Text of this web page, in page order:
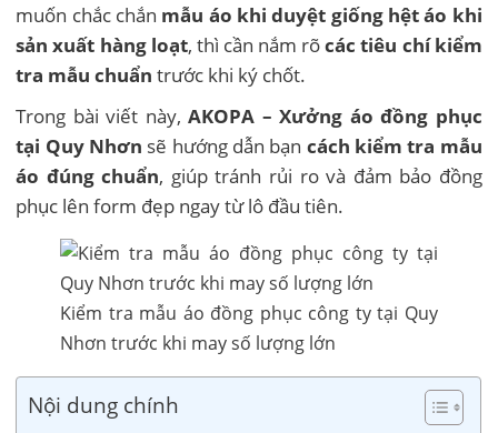
muốn chắc chắn mẫu áo khi duyệt giống hệt áo khi
sản xuất hàng loạt, thì cần nắm rõcác tiêu chí kiểm
tra mẫu chuẩn trước khi ký chốt.
Trong bài viết này,AKOPA – Xưởng áo đồng phục
tại Quy Nhơn sẽ hướng dẫn bạn cách kiểm tra mẫu
áo đúng chuẩn, giúp tránh rủi ro và đảm bảo đồng
phục lên form đẹp ngay từ lô đầu tiên.
Kiểm tra mẫu áo đồng phục công ty tại Quy
Nhơn trước khi may số lượng lớn
Nội dung chính